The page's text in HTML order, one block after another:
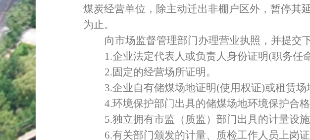
煤炭经营单位，除主动迁出非棚户区外，暂停其
为止。
向市场监督管理部门办理营业执照，并提交
1.企业法定代表人或负责人身份证明(职务任
2. 固定的经营场所证明。
3.企业自有储煤场地证明(使用权证)或租赁场
4.环境保护部门出具的储煤场地环境保护合格
5.独立拥有市监（质监）部门出具的计量设
6.有关部门颁发的计量、质检工作人员上岗